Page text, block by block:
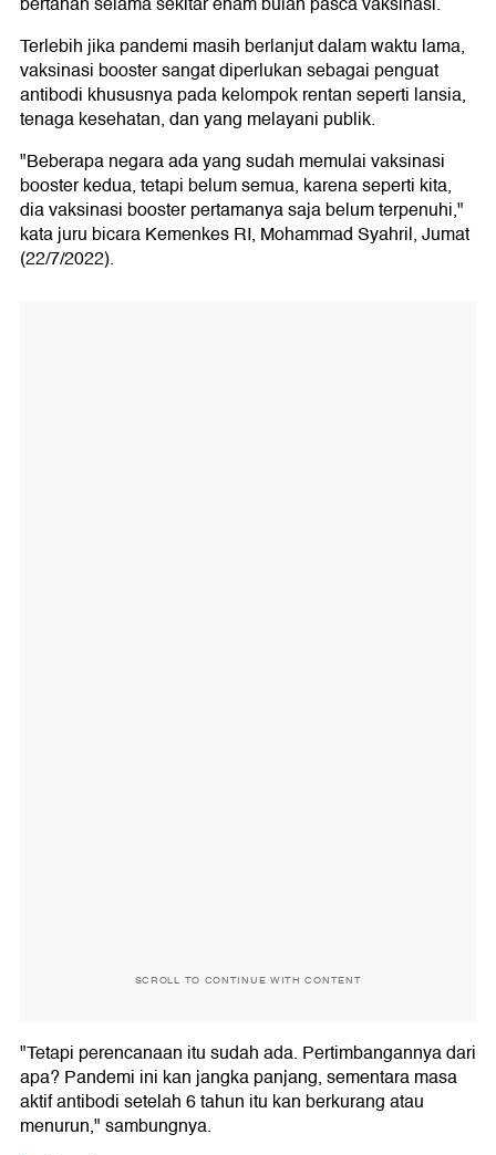
Terlebih jika pandemi masih berlanjut dalam waktu lama,
vaksinasi booster sangat diperlukan sebagai penguat
antibodi khususnya pada kelompok rentan seperti lansia,
tenaga kesehatan, dan yang melayani publik.
"Beberapa negara ada yang sudah memulai vaksinasi
booster kedua, tetapi belum semua, karena seperti kita,
dia vaksinasi booster pertamanya saja belum terpenuhi,"
kata juru bicara Kemenkes RI, Mohammad Syahril, Jumat
(22/7/2022).
SCROLL TO CONTINUE WITH CONTENT
"Tetapi perencanaan itu sudah ada. Pertimbangannya dari
apa? Pandemi ini kan jangka panjang, sementara masa
aktif antibodi setelah 6 tahun itu kan berkurang atau
menurun," sambungnya.